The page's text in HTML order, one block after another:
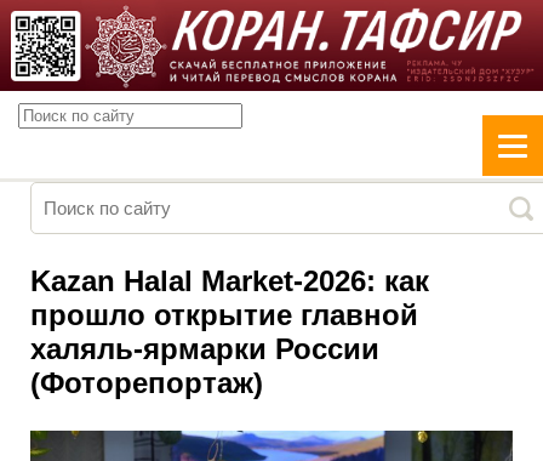
Kazan Halal Market-2026: как
прошло открытие главной
халяль-ярмарки России
(Фоторепортаж)